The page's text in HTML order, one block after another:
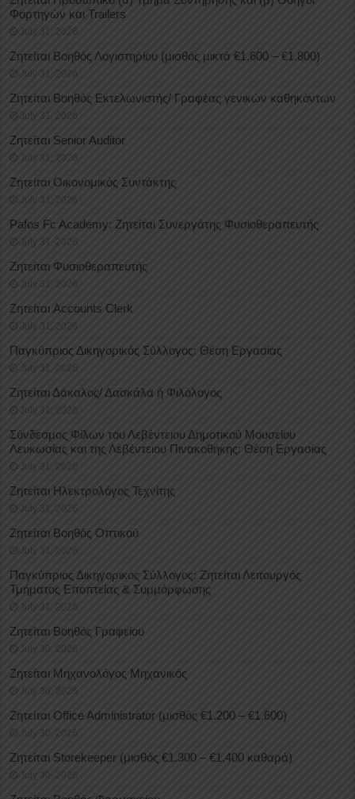
Φορτηγών και Trailers
July 31, 2026
Ζητείται Βοηθός Λογιστηρίου (μισθός μικτά €1.600 – €1.800)
July 31, 2026
Ζητείται Βοηθός Εκτελωνιστής/ Γραφέας γενικών καθηκόντων
July 31, 2026
Ζητείται Senior Auditor
July 31, 2026
Ζητείται Οικονομικός Συντάκτης
July 31, 2026
Pafos Fc Academy: Ζητείται Συνεργάτης Φυσιοθεραπευτής
July 31, 2026
Ζητείται Φυσιοθεραπευτής
July 31, 2026
Ζητείται Accounts Clerk
July 31, 2026
Παγκύπριος Δικηγορικός Σύλλογος: Θέση Εργασίας
July 31, 2026
Ζητείται Δάκαλος/ Δασκάλα ή Φιλόλογος
July 31, 2026
Σύνδεσμος Φίλων του Λεβέντειου Δημοτικού Μουσείου
Λευκωσίας και της Λεβέντειου Πινακοθήκης: Θέση Εργασίας
July 31, 2026
Ζητείται Ηλεκτρολόγος Τεχνίτης
July 31, 2026
Ζητείται Βοηθός Οπτικού
July 31, 2026
Παγκύπριος Δικηγορικός Σύλλογος: Ζητείται Λειτουργός
Τμήματος Εποπτείας & Συμμόρφωσης
July 31, 2026
Ζητείται Βοηθός Γραφείου
July 30, 2026
Ζητείται Μηχανολόγος Μηχανικός
July 30, 2026
Ζητείται Office Administrator (μισθός €1.200 – €1.600)
July 30, 2026
Ζητείται Storekeeper (μισθός €1.300 – €1.400 καθαρά)
July 30, 2026